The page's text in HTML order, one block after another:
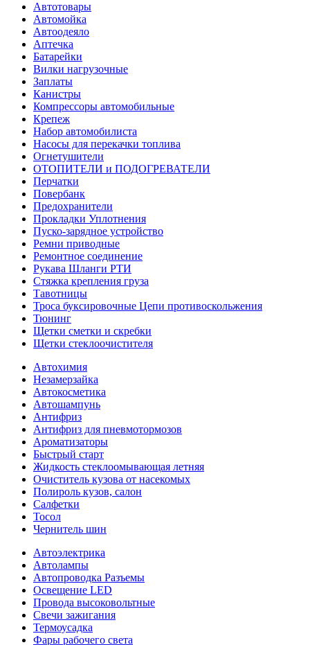
Автотовары
Автомойка
Автоодеяло
Аптечка
Батарейки
Вилки нагрузочные
Заплаты
Канистры
Компрессоры автомобильные
Крепеж
Набор автомобилиста
Насосы для перекачки топлива
Огнетушители
ОТОПИТЕЛИ и ПОДОГРЕВАТЕЛИ
Перчатки
Повербанк
Предохранители
Прокладки Уплотнения
Пуско-зарядное устройство
Ремни приводные
Ремонтное соединение
Рукава Шланги РТИ
Стяжка крепления груза
Тавотницы
Троса буксировочные Цепи противоскольжения
Тюнинг
Щетки сметки и скребки
Щетки стеклоочистителя
Автохимия
Незамерзайка
Автокосметика
Автошампунь
Антифриз
Антифриз для пневмотормозов
Ароматизаторы
Быстрый старт
Жидкость стеклоомывающая летняя
Очиститель кузова от насекомых
Полироль кузов, салон
Салфетки
Тосол
Чернитель шин
Автоэлектрика
Автолампы
Автопроводка Разъемы
Освещение LED
Провода высоковольтные
Свечи зажигания
Термоусадка
Фары рабочего света